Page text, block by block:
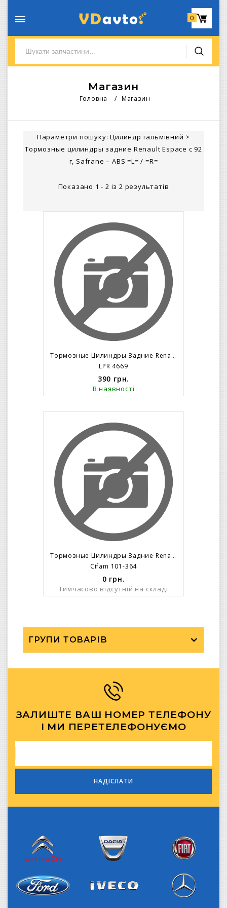
0
Магазин
Головна / Магазин
Параметри пошуку:Цилиндр гальмівний >
Тормозные цилиндры задние Renault Espace с 92
г, Safrane – ABS =L= / =R=
Показано 1 - 2 із 2 результатів
Тормозные Цилиндры Задние Renault Espace С 92 Г, Safrane – ABS =L= / =R=
LPR 4669
390 грн.
В наявності
Тормозные Цилиндры Задние Renault Espace С 92 Г, Safrane – ABS =L= / =R=
Cifam 101-364
0 грн.
Тимчасово відсутній на складі
ГРУПИ ТОВАРІВ
ЗАЛИШТЕ ВАШ НОМЕР ТЕЛЕФОНУ
І МИ ПЕРЕТЕЛЕФОНУЄМО